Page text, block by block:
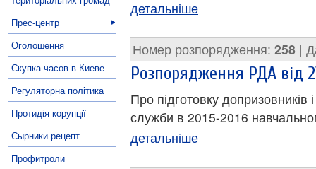
Прес-центр
Оголошення
Скупка часов в Киеве
Регуляторна політика
Протидія корупції
Сырники рецепт
Профитроли
детальніше
Номер розпорядження: 258 |
Розпорядження РДА від
Про підготовку допризовників
служби в 2015-2016
детальніше